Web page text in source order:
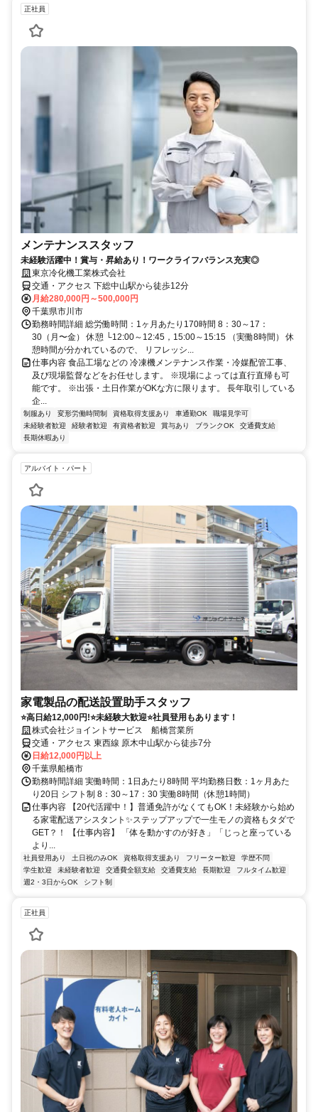
正社員
メンテナンススタッフ
未経験活躍中！賞与・昇給あり！ワークライフバランス充実◎
東京冷化機工業株式会社
交通・アクセス 下総中山駅から徒歩12分
月給280,000円～500,000円
千葉県市川市
勤務時間詳細 総労働時間：1ヶ月あたり170時間 8：30～17：
30（月〜金） 休憩 └12:00～12:45，15:00～15:15 （実働8時間） 休
憩時間が分かれているので、 リフレッシ...
仕事内容 食品工場などの 冷凍機メンテナンス作業・冷媒配管工事、
及び現場監督などをお任せします。 ※現場によっては直行直帰も可
能です。 ※出張・土日作業がOKな方に限ります。 長年取引している
企...
制服あり 変形労働時間制 資格取得支援あり 車通勤OK
職場見学可
未経験者歓迎
経験者歓迎 有資格者歓迎 賞与あり ブランクOK
交通費支給
長期休暇あり
アルバイト・パート
家電製品の配送設置助手スタッフ
⭐高日給12,000円!⭐未経験大歓迎⭐社員登用もあります！
株式会社ジョイントサービス 船橋営業所
交通・アクセス 東西線 原木中山駅から徒歩7分
日給12,000円以上
千葉県船橋市
勤務時間詳細 実働時間：1日あたり8時間 平均勤務日数：1ヶ月あた
り20日 シフト制 8：30～17：30 実働8時間（休憩1時間）
仕事内容 【20代活躍中！】普通免許がなくてもOK！未経験から始め
る家電配送アシスタント✨ステップアップで一生モノの資格もタダで
GET？！ 【仕事内容】 「体を動かすのが好き」「じっと座っている
より...
社員登用あり 土日祝のみOK 資格取得支援あり フリーター歓迎
学歴不問
学生歓迎
未経験者歓迎 交通費全額支給 交通費支給 長期歓迎
フルタイム歓迎
週2・3日からOK
シフト制
正社員